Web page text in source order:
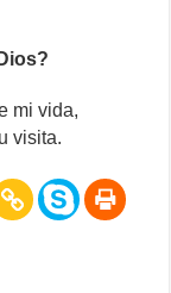
mi vida,
visita.